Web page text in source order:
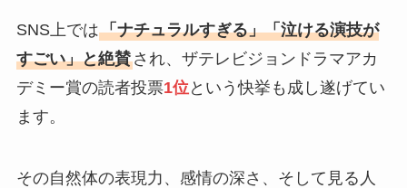
SNS上では「ナチュラルすぎる」「泣ける演技が
すごい」と絶賛され、ザテレビジョンドラマアカ
デミー賞の読者投票1位という快挙も成し遂げてい
ます。
その自然体の表現力、感情の深さ、そして見る人